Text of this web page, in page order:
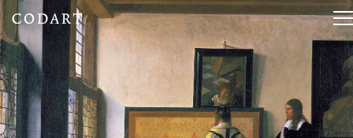
CODART,
Dutch
and